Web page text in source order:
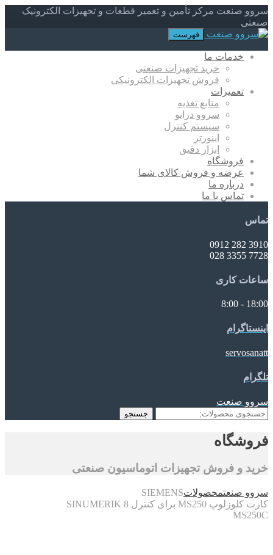
سروو صنعت مرکز تأمین و تعمیر قطعات و تجهیزات الکترونیک
صنعتی
فهرست
خدمات ما
خرید تجهیزات صنعتی
فروش تجهیزات الکترونیکی
تعمیرات
منابع تغذیه
سروو درایو
سیستم کنترل
اینورتر
ابزار دقیق
فروشگاه
عرضه و فروش کالای شما
درباره ما
تماس با ما
تماس
3910 282 0912
7728 3355 028
ساعات کاری
18:00 - 8:00
اینستاگرام
servosanatt
تلگرام
سروو صنعت
جستجو
جستجو
فروشگاه
خرید و فروش تجهیزات اتوماسیون صنعتی
سروو صنعتمحصولاتSIEMENS
کارت کلوزلوپ MS250 برای کنترل SINUMERIK 8
MS250C